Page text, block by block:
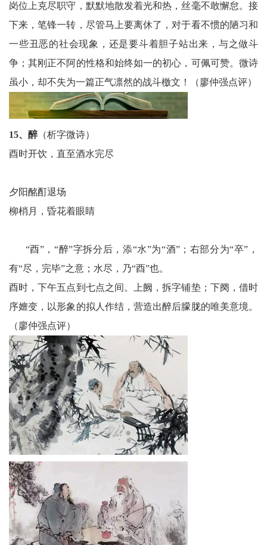
岗位上克尽职守，默默地散发着光和热，丝毫不敢懈怠。接
下来，笔锋一转，尽管马上要离休了，对于看不惯的陋习和
一些丑恶的社会现象，还是要斗着胆子站出来，与之做斗
争；其刚正不阿的性格和始终如一的初心，可佩可赞。微诗
虽小，却不失为一篇正气凛然的战斗檄文！（廖仲强点评）
15、醉（析字微诗）
酉时开饮，直至酒水完尽
夕阳酩酊退场
柳梢月，昏花着眼睛
“酉”，“醉”字拆分后，添“水”为“酒”；右部分为“卒”，
有“尽，完毕”之意；水尽，乃“酉”也。
酉时，下午五点到七点之间。上阙，拆字铺垫；下阕，借时
序嬗变，以形象的拟人作结，营造出醉后朦胧的唯美意境。
（廖仲强点评）